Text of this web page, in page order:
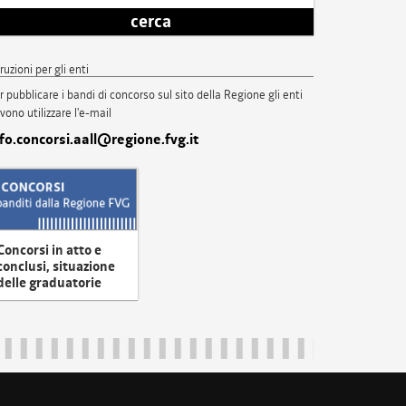
cerca
per gli enti
pubblicare i bandi di concorso sul sito della Regione gli enti
utilizzare l'e-mail
in atto e
situazione
graduatorie